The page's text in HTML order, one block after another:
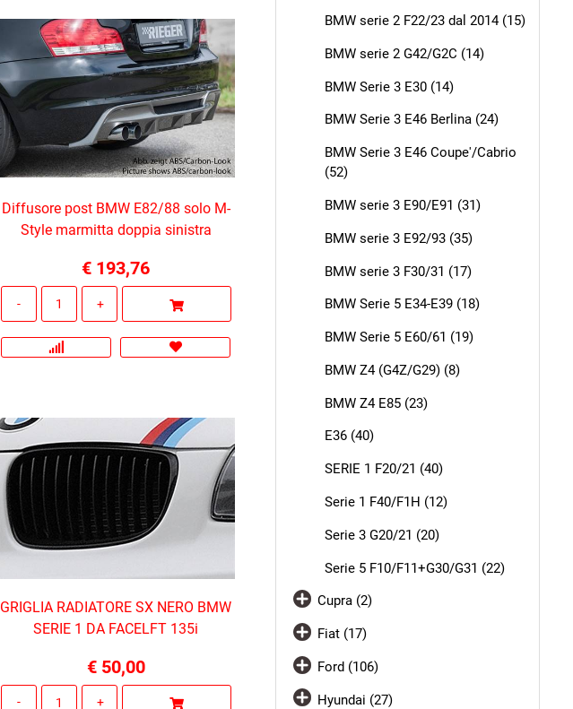
Diffusore post BMW E82/88 solo M-
Style marmitta doppia sinistra
€ 193,76
GRIGLIA RADIATORE SX NERO BMW
SERIE 1 DA FACELFT 135i
€ 50,00
BMW serie 2 F22/23 dal 2014 (15)
BMW serie 2 G42/G2C (14)
BMW Serie 3 E30 (14)
BMW Serie 3 E46 Berlina (24)
BMW Serie 3 E46 Coupe'/Cabrio
(52)
BMW serie 3 E90/E91 (31)
BMW serie 3 E92/93 (35)
BMW serie 3 F30/31 (17)
BMW Serie 5 E34-E39 (18)
BMW Serie 5 E60/61 (19)
BMW Z4 (G4Z/G29) (8)
BMW Z4 E85 (23)
E36 (40)
SERIE 1 F20/21 (40)
Serie 1 F40/F1H (12)
Serie 3 G20/21 (20)
Serie 5 F10/F11+G30/G31 (22)
Cupra (2)
Fiat (17)
Ford (106)
Hyundai (27)